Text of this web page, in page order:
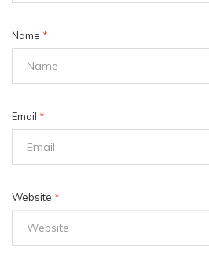
Name *
Email *
Website *